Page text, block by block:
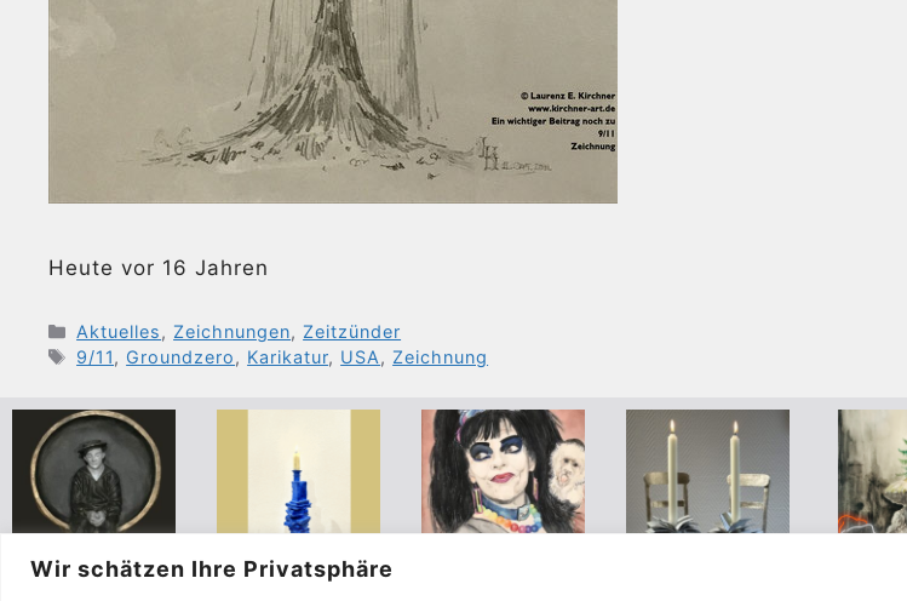
Wir schätzen Ihre Privatsphäre
Heute vor 16 Jahren
Kategorien
Aktuelles, Zeichnungen, Zeitzünder
Schlagwörter
9/11, Groundzero, Karikatur, USA, Zeichnung